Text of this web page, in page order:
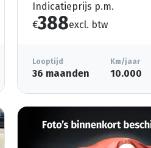
Indicatieprijs p.m.
€388excl. btw
Looptijd
36 maanden
Km/jaar
10.000